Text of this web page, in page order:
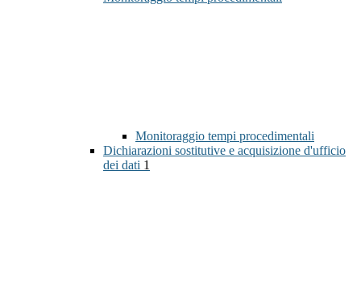
Monitoraggio tempi procedimentali
Dichiarazioni sostitutive e acquisizione d'ufficio
dei dati 1